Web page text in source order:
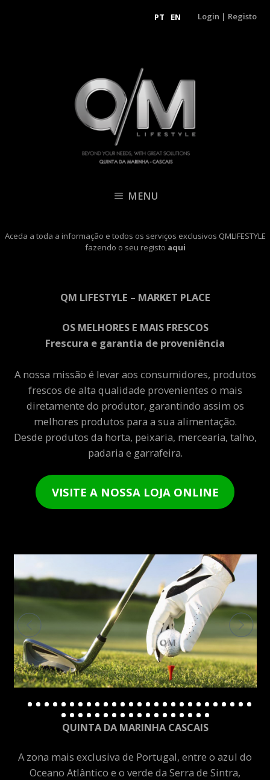
PT EN Login | Registo
MENU
Aceda a toda a informação e todos os serviços exclusivos QMLIFESTYLE
fazendo o seu registo aqui
QM LIFESTYLE – MARKET PLACE
OS MELHORES E MAIS FRESCOS
Frescura e garantia de proveniência
A nossa missão é levar aos consumidores, produtos
frescos de alta qualidade provenientes o mais
diretamente do produtor, garantindo assim os
melhores produtos para a sua alimentação.
Desde produtos da horta, peixaria, mercearia, talho,
padaria e garrafeira.
VISITE A NOSSA LOJA ONLINE
QUINTA DA MARINHA CASCAIS
A zona mais exclusiva de Portugal, entre o azul do
Oceano Atlântico e o verde da Serra de Sintra,